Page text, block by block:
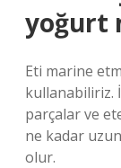
yoğurt
Eti marine
kullanabiliriz.
parçalar ve
ne kadar
olur.